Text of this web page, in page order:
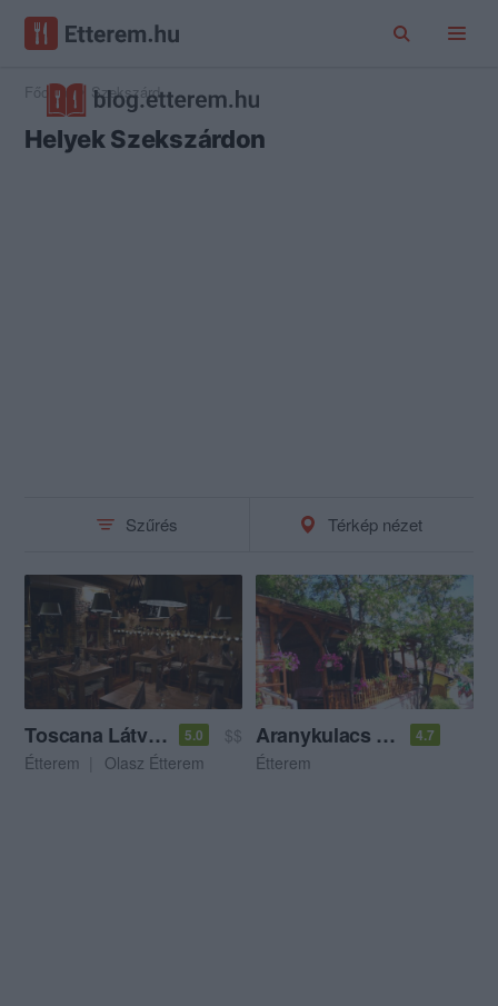
Főoldal Szekszárd
Helyek Szekszárdon
Szűrés Térkép nézet
Toscana Látványkonyha 5.0
$$
Étterem
Olasz Étterem
Aranykulacs Kisvendéglő 4.7
Étterem